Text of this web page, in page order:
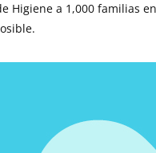
Higiene a 1,000 familias